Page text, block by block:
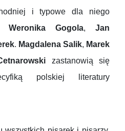
i typowe dla niego
Weronika Gogola,Jan
. Magdalena Salik, Marek
zastanowią się
polskiej literatury